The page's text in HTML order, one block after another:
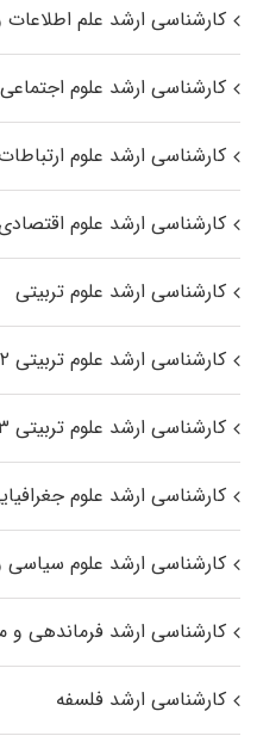
کارشناسی ارشد علم
کارشناسی ارشد علوم اجتماعی
کارشناسی ارشد علوم
کارشناسی ارشد علوم
کارشناسی ارشد علوم تربیتی
کارشناسی ارشد علوم تربیتی ۲
کارشناسی ارشد علوم تربیتی ۳
کارشناسی ارشد علوم
کارشناسی ارشد علوم سیاسی
کارشناسی ارشد فرماندهی و
کارشناسی ارشد فلسفه